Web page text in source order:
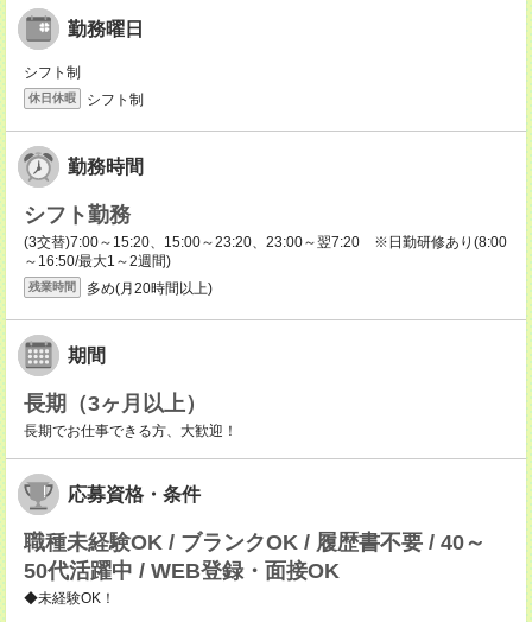
勤務曜日
シフト制
休日休暇 シフト制
勤務時間
シフト勤務
(3交替)7:00～15:20、15:00～23:20、23:00～翌7:20 ※日勤研修あり(8:00
～16:50/最大1～2週間)
残業時間 多め(月20時間以上)
期間
長期（3ヶ月以上）
長期でお仕事できる方、大歓迎！
応募資格・条件
職種未経験OK / ブランクOK / 履歴書不要 / 40～
50代活躍中 / WEB登録・面接OK
◆未経験OK！